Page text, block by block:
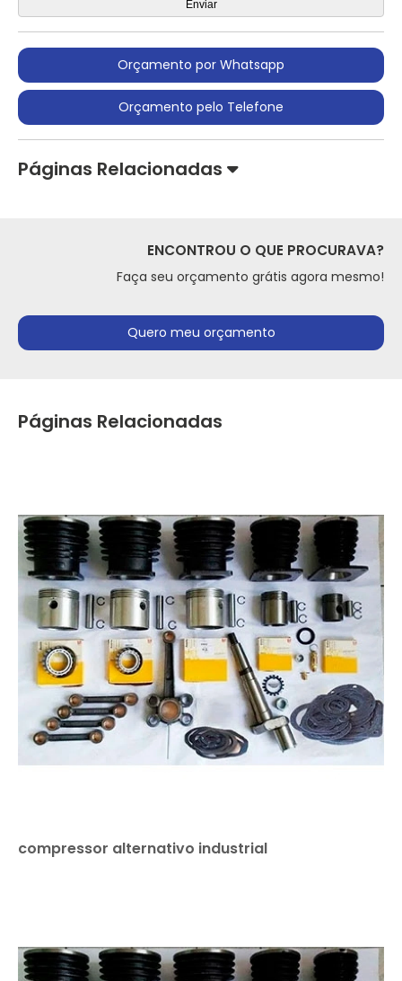
Orçamento por Whatsapp
Orçamento pelo Telefone
Páginas Relacionadas
ENCONTROU O QUE PROCURAVA?
Faça seu orçamento grátis agora mesmo!
Quero meu orçamento
Páginas Relacionadas
compressor alternativo industrial